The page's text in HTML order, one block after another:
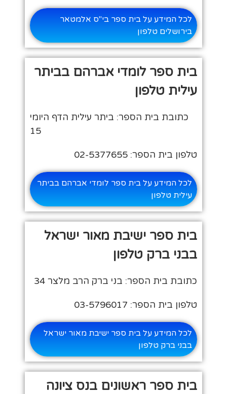
לכל המידע על בית ספר בי"ס אלמטאר
בירושלים טלפון
בית ספר לומדי אברהם בביתר
עילית טלפון
כתובת בית הספר: ביתר עילית הדף היומי
15
טלפון בית הספר: 02-5377655
לכל המידע על בית ספר לומדי אברהם בביתר
עילית טלפון
בית ספר ישיבת מאור ישראל
בבני ברק טלפון
כתובת בית הספר: בני ברק הרב מלצר 34
טלפון בית הספר: 03-5796017
לכל המידע על בית ספר ישיבת מאור ישראל
בבני ברק טלפון
בית ספר ראשונים בנס ציונה